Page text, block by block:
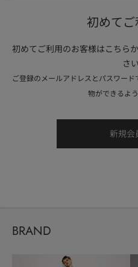
初めて
初めてご利用のお客様はこちら
さい
ご登録のメールアドレスとパスワー
物ができるよ
BRAND